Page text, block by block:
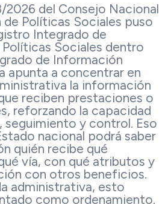
2026 del Consejo Nacional
Políticas Sociales puso
Integrado de
Sociales dentro
de Información
apunta a concentrar en
la información
reciben prestaciones o
reforzando la capacidad
seguimiento y control. Eso
nacional podrá saber
quién recibe qué
vía, con qué atributos y
con otros beneficios.
administrativa, esto
como ordenamiento.